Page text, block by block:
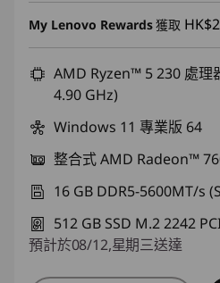
即省 :-HK$16,133.00
eCoupon Savings :-
*Savings cannot be
使用優惠券 :FLASHSALE17
eCoupon limited to 3 units
My Lenovo Rewards獲取
AMD Ryzen™ 5 230 處理
4.90 GHz)
Windows 11 專業版 64
整合式 AMD Radeon™
16 GB DDR5-5600MT/s
512 GB SSD M.2 2242
預計於08/12,星期三送達